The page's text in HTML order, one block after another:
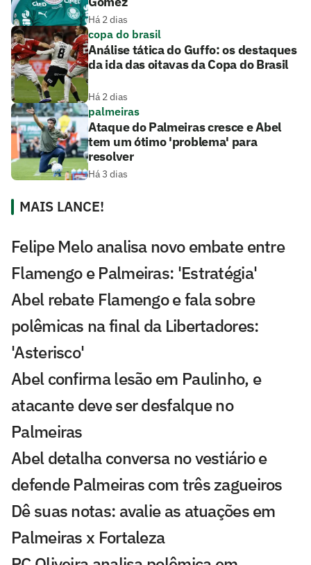
Há 2 dias
copa do brasil
Análise tática do Guffo: os destaques
da ida das oitavas da Copa do Brasil
Há 2 dias
palmeiras
Ataque do Palmeiras cresce e Abel
tem um ótimo 'problema' para
resolver
Há 3 dias
MAIS LANCE!
Felipe Melo analisa novo embate entre
Flamengo e Palmeiras: 'Estratégia'
Abel rebate Flamengo e fala sobre
polêmicas na final da Libertadores:
'Asterisco'
Abel confirma lesão em Paulinho, e
atacante deve ser desfalque no
Palmeiras
Abel detalha conversa no vestiário e
defende Palmeiras com três zagueiros
Dê suas notas: avalie as atuações em
Palmeiras x Fortaleza